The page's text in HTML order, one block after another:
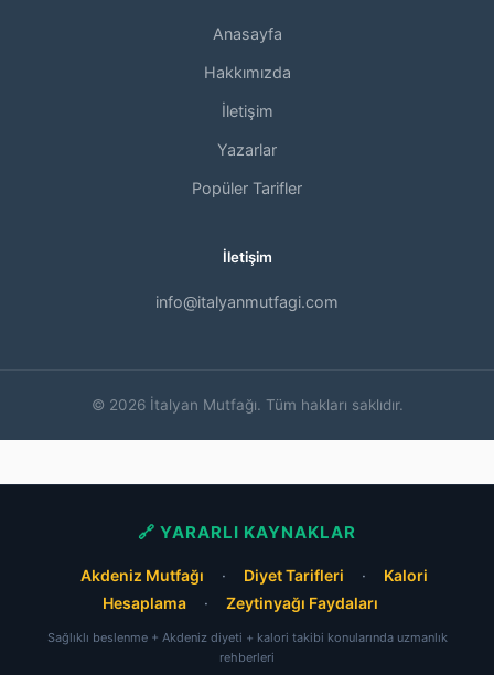
Anasayfa
Hakkımızda
İletişim
Yazarlar
Popüler Tarifler
İletişim
info@italyanmutfagi.com
© 2026 İtalyan Mutfağı. Tüm hakları saklıdır.
🔗 YARARLI KAYNAKLAR
Akdeniz Mutfağı · Diyet Tarifleri ·
Kalori
Hesaplama
· Zeytinyağı Faydaları
Sağlıklı beslenme + Akdeniz diyeti + kalori takibi konularında uzmanlık
rehberleri